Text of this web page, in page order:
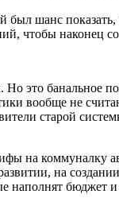
был шанс
чтобы наконец
это банальное
вообще не
старой
на коммуналку
на
наполнят бюджет